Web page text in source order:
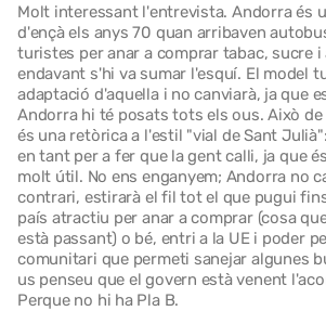
Molt interessant l'entrevista. Andorra és
d'ençà els anys 70 quan arribaven
turistes per anar a comprar tabac, sucre i
endavant s'hi va sumar l'esquí. El model
adaptació d'aquella i no canviarà, ja que
Andorra hi té posats tots els ous. Això de
és una retòrica a l'estil "vial de Sant
en tant per a fer que la gent calli, ja que
molt útil. No ens enganyem; Andorra no
contrari, estirarà el fil tot el que pugui
país atractiu per anar a comprar (cosa
està passant) o bé, entri a la UE i poder
comunitari que permeti sanejar algunes
us penseu que el govern està venent
Perque no hi ha Pla B.